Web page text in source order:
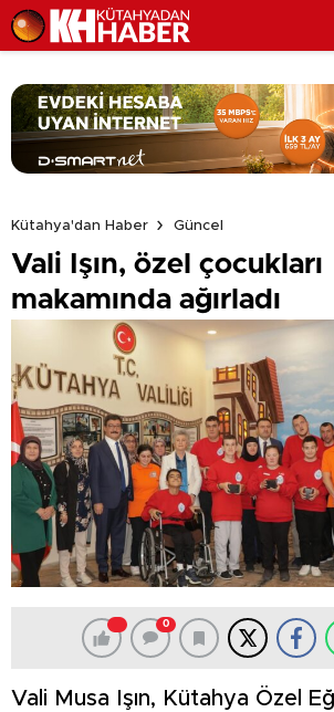
Kütahya'dan Haber
Güncel
Vali Işın, özel çocukları
makamında ağırladı
0
Vali Musa Işın, Kütahya Özel